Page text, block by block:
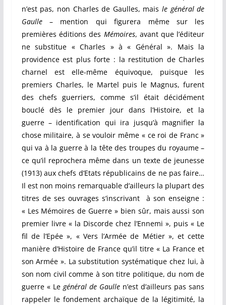
n’est pas, non Charles de Gaulles, maisle général de
Gaulle– mention qui figurera même sur les
premières éditions des Mémoires, avant que l’éditeur
ne substitue « Charles » à « Général ». Mais la
providence est plus forte : la restitution de Charles
charnel est elle-même équivoque, puisque les
premiers Charles, le Martel puis le Magnus, furent
des chefs guerriers, comme s’il était décidément
bouclé dès le premier jour dans l’Histoire, et la
guerre – identification qui ira jusqu’à magnifier la
chose militaire, à se vouloir même « ce roi de Franc »
qui va à la guerre à la tête des troupes du royaume –
ce qu’il reprochera même dans un texte de jeunesse
(1913) aux chefs d’Etats républicains de ne pas faire…
Il est non moins remarquable d’ailleurs la plupart des
titres de ses ouvrages s’inscrivant à son enseigne :
« Les Mémoires de Guerre » bien sûr, mais aussi son
premier livre « la Discorde chez l’Ennemi », puis « Le
fil de l’Epée », « Vers l’Armée de Métier », et cette
manière d’Histoire de France qu’il titre « La France et
son Armée ». La substitution systématique chez lui, à
son nom civil comme à son titre politique, du nom de
guerre « Legénéral de Gaulle n’est d’ailleurs pas sans
rappeler le fondement archaïque de la légitimité, la